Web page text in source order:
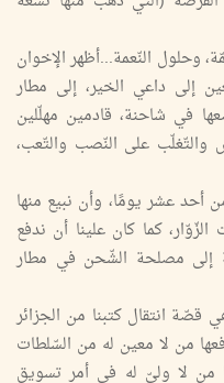
وحلول النّعمة...أظهر الإخوان
إلى داعي الخير، إلى مطار
في شاحنة، قادمين مهلّلين
والتّغلّب على النّصب والتّعب،
أحد عشر يومًا، وأن نبيع منها
كما كان علينا أن ندفع
إلى مصلحة الشّحن في مطار
قصّة انتقال كتبنا من الجزائر
من لا معين له من السّلطات
من لا وليّ له في أمر تسويق